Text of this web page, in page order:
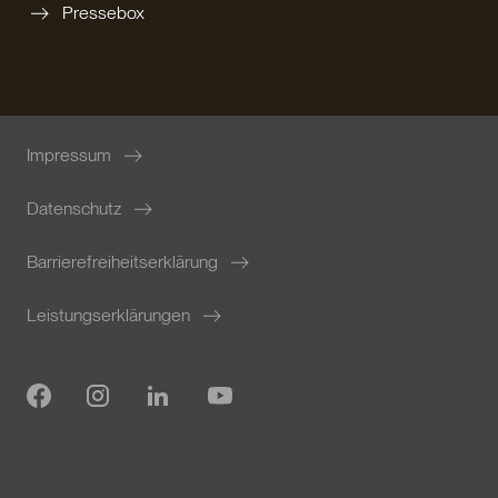
Pressebox
Impressum
Datenschutz
Barrierefreiheitserklärung
Leistungserklärungen